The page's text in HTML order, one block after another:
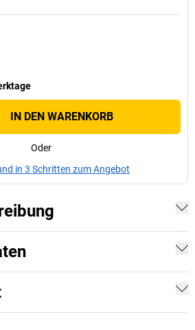
IN DEN WARENKORB
Oder
in 3 Schritten zum Angebot